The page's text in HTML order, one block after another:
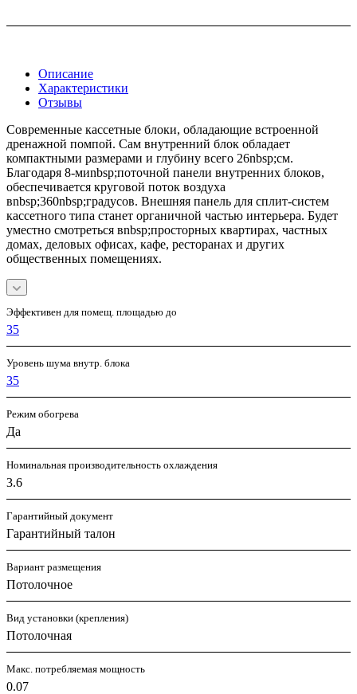
Описание
Характеристики
Отзывы
Современные кассетные блоки, обладающие встроенной
дренажной помпой. Сам внутренний блок обладает
компактными размерами и глубину всего 26nbsp;см.
Благодаря 8-миnbsp;поточной панели внутренних блоков,
обеспечивается круговой поток воздуха
вnbsp;360nbsp;градусов. Внешняя панель для сплит-систем
кассетного типа станет органичной частью интерьера. Будет
уместно смотреться вnbsp;просторных квартирах, частных
домах, деловых офисах, кафе, ресторанах и других
общественных помещениях.
Эффективен для помещ. площадью до
35
Уровень шума внутр. блока
35
Режим обогрева
Да
Номинальная производительность охлаждения
3.6
Гарантийный документ
Гарантийный талон
Вариант размещения
Потолочное
Вид установки (крепления)
Потолочная
Макс. потребляемая мощность
0.07